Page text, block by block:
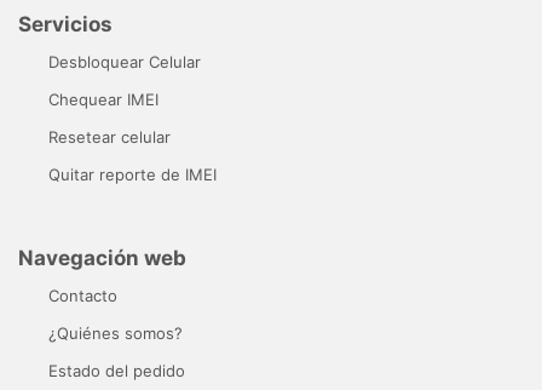
Servicios
Desbloquear Celular
Chequear IMEI
Resetear celular
Quitar reporte de IMEI
Navegación web
Contacto
¿Quiénes somos?
Estado del pedido